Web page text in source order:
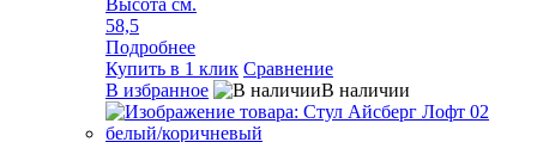
58,5
Подробнее
Купить в 1 клик Сравнение
В избранное
В наличии